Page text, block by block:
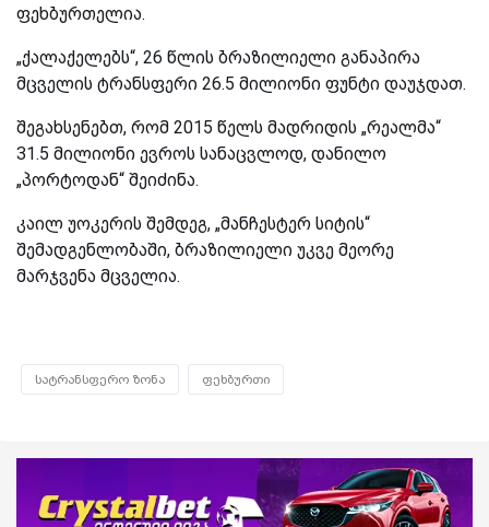
ფეხბურთელია.
„ქალაქელებს“, 26 წლის ბრაზილიელი განაპირა
მცველის ტრანსფერი 26.5 მილიონი ფუნტი დაუჯდათ.
შეგახსენებთ, რომ 2015 წელს მადრიდის „რეალმა“
31.5 მილიონი ევროს სანაცვლოდ, დანილო
„პორტოდან“ შეიძინა.
კაილ უოკერის შემდეგ, „მანჩესტერ სიტის“
შემადგენლობაში, ბრაზილიელი უკვე მეორე
მარჯვენა მცველია.
სატრანსფერო ზონა ფეხბურთი